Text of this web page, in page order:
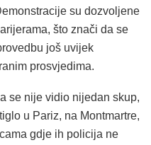
su dozvoljene
što znači da se
još uvijek
prosvjedima.
se nije vidio nijedan skup,
u Pariz, na Montmartre,
gdje ih policija ne